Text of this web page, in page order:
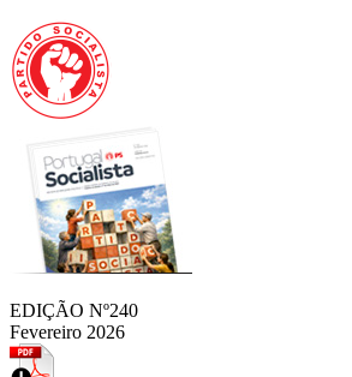
EDIÇÃO Nº240
Fevereiro 2026